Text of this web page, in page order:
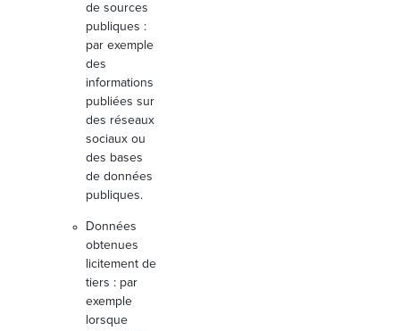
de sources
publiques :
par exemple
des
informations
publiées sur
des réseaux
sociaux ou
des bases
de données
publiques.
Données
obtenues
licitement de
tiers : par
exemple
lorsque